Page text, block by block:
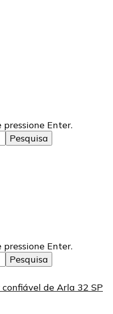
pressione Enter.
pressione Enter.
confiável de Arla 32 SP